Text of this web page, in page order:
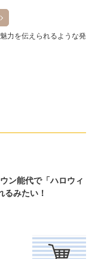
力を伝えられるような発
ン能代で「ハロウィ
るみたい！